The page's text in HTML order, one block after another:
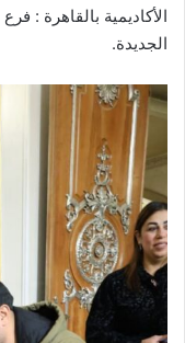
الأكاديمية بالقاهرة :
الجديدة.